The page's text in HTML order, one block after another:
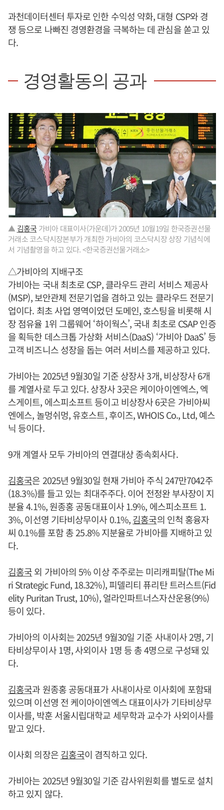
과천데이터센터 투자로 인한 수익성 약화, 대형 CSP와 경
쟁 등으로 나빠진 경영환경을 극복하는 데 관심을 쏟고 있
다.
경영활동의 공과
▲ 김홍국 가비아 대표이사(가운데)가 2005년 10월19일 한국증권선물
거래소 코스닥시장본부가 개최한 가비아의 코스닥시장 상장 기념식에
서 기념촬영을 하고 있다. <한국증권선물거래소>
△가비아의 지배구조
가비아는 국내 최초로 CSP, 클라우드 관리 서비스 제공사
(MSP), 보안관제 전문기업을 겸하고 있는 클라우드 전문기
업이다. 최초 사업 영역이었던 도메인, 호스팅을 비롯해 시
장 점유율 1위 그룹웨어 ‘하이웍스’, 국내 최초로 CSAP 인증
을 획득한 데스크톱 가상화 서비스(DaaS) ‘가비아 DaaS’ 등
고객 비즈니스 성장을 돕는 여러 서비스를 제공하고 있다.
가비아는 2025년 9월30일 기준 상장사 3개, 비상장사 6개
를 계열사로 두고 있다. 상장사 3곳은 케이아이엔엑스, 엑
스게이트, 에스피소프트 등이고 비상장사 6곳은 가비아씨
엔에스, 놀멍쉬멍, 유호스트, 후이즈, WHOIS Co., Ltd, 예스
닉 등이다.
9개 계열사 모두 가비아의 연결대상 종속회사다.
김홍국은 2025년 9월30일 현재 가비아 주식 247만7042주
(18.3%)를 들고 있는 최대주주다. 이어 전정완 부사장이 지
분율 4.1%, 원종홍 공동대표이사 1.9%, 에스피소프트 1.
3%, 이선영 기타비상무이사 0.1%,김홍국의 인척 홍융자
씨 0.1%를 포함 총 25.8% 지분율로 가비아를 지배하고 있
다.
김홍국외 가비아의 5% 이상 주주로는 미리캐피탈(The Mi
ri Strategic Fund, 18.32%), 피델리티 퓨리탄 트러스트(Fid
elity Puritan Trust, 10%), 얼라인파트너스자산운용(9%)
등이 있다.
가비아의 이사회는 2025년 9월30일 기준 사내이사 2명, 기
타비상무이사 1명, 사외이사 1명 등 총 4명으로 구성돼 있
다.
김홍국과 원종홍 공동대표가 사내이사로 이사회에 포함돼
있으며 이선영 전 케이아이엔엑스 대표이사가 기타비상무
이사를, 박훈 서울시립대학교 세무학과 교수가 사외이사를
맡고 있다.
이사회 의장은김홍국이 겸직하고 있다.
가비아는 2025년 9월30일 기준 감사위원회를 별도로 설치
하고 있지 않다.